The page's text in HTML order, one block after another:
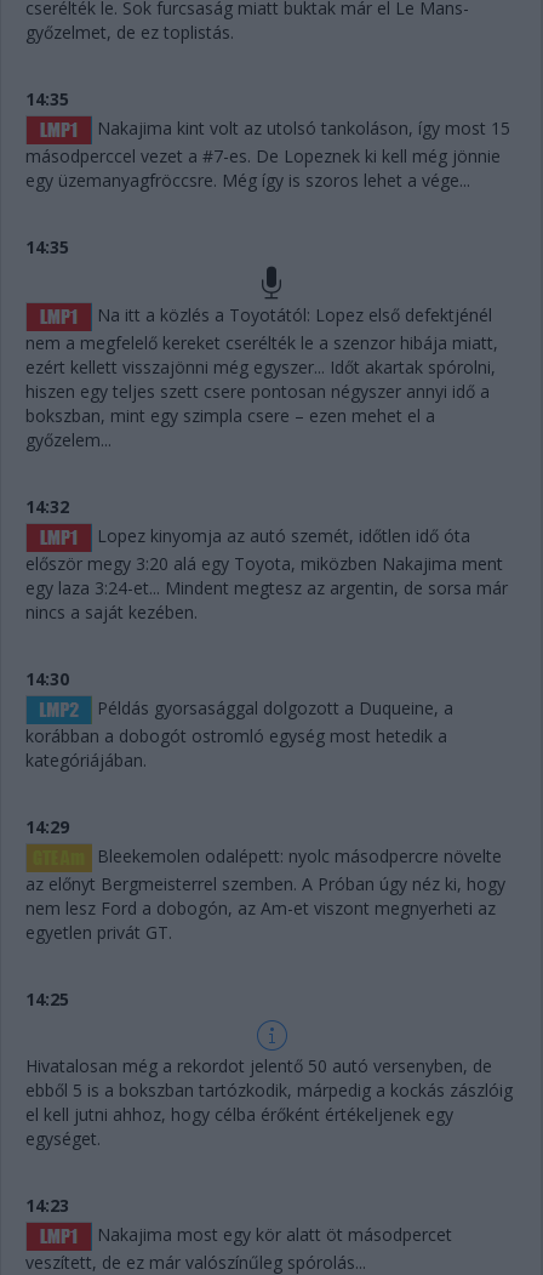
cserélték le. Sok furcsaság miatt buktak már el Le Mans-
győzelmet, de ez toplistás.
14:35
Nakajima kint volt az utolsó tankoláson, így most 15
másodperccel vezet a #7-es. De Lopeznek ki kell még jönnie
egy üzemanyagfröccsre. Még így is szoros lehet a vége...
14:35
Na itt a közlés a Toyotától: Lopez első defektjénél
nem a megfelelő kereket cserélték le a szenzor hibája miatt,
ezért kellett visszajönni még egyszer... Időt akartak spórolni,
hiszen egy teljes szett csere pontosan négyszer annyi idő a
bokszban, mint egy szimpla csere – ezen mehet el a
győzelem...
14:32
Lopez kinyomja az autó szemét, időtlen idő óta
először megy 3:20 alá egy Toyota, miközben Nakajima ment
egy laza 3:24-et... Mindent megtesz az argentin, de sorsa már
nincs a saját kezében.
14:30
Példás gyorsasággal dolgozott a Duqueine, a
korábban a dobogót ostromló egység most hetedik a
kategóriájában.
14:29
Bleekemolen odalépett: nyolc másodpercre növelte
az előnyt Bergmeisterrel szemben. A Próban úgy néz ki, hogy
nem lesz Ford a dobogón, az Am-et viszont megnyerheti az
egyetlen privát GT.
14:25
Hivatalosan még a rekordot jelentő 50 autó versenyben, de
ebből 5 is a bokszban tartózkodik, márpedig a kockás zászlóig
el kell jutni ahhoz, hogy célba érőként értékeljenek egy
egységet.
14:23
Nakajima most egy kör alatt öt másodpercet
veszített, de ez már valószínűleg spórolás...